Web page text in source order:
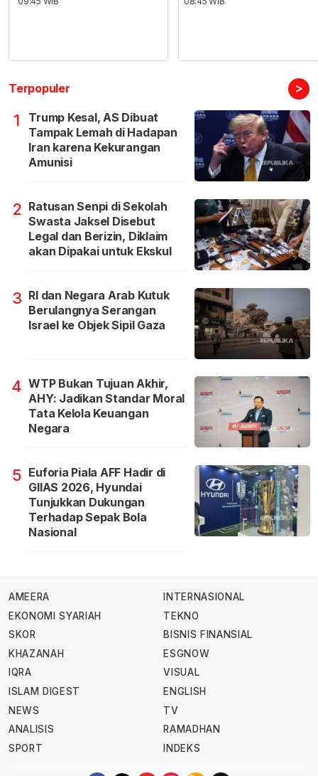
Terpopuler >
1
Trump Kesal, AS Dibuat
Tampak Lemah di Hadapan
Iran karena Kekurangan
Amunisi
2 Ratusan Senpi di Sekolah
Swasta Jaksel Disebut
Legal dan Berizin, Diklaim
akan Dipakai untuk Ekskul
3 RI dan Negara Arab Kutuk
Berulangnya Serangan
Israel ke Objek Sipil Gaza
4 WTP Bukan Tujuan Akhir,
AHY: Jadikan Standar Moral
Tata Kelola Keuangan
Negara
5 Euforia Piala AFF Hadir di
GIIAS 2026, Hyundai
Tunjukkan Dukungan
Terhadap Sepak Bola
Nasional
AMEERA
EKONOMI SYARIAH
SKOR
KHAZANAH
IQRA
ISLAM DIGEST
NEWS
ANALISIS
SPORT
INTERNASIONAL
TEKNO
BISNIS FINANSIAL
ESGNOW
VISUAL
ENGLISH
TV
RAMADHAN
INDEKS